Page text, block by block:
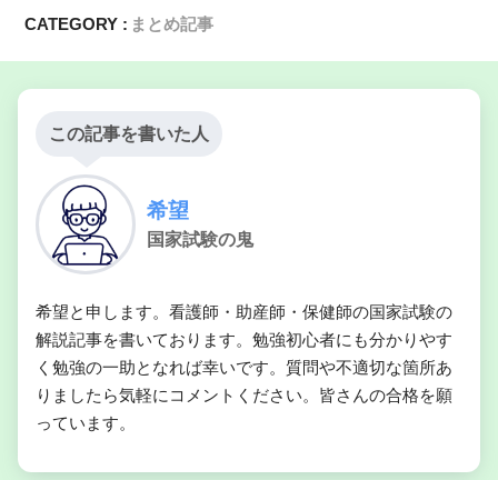
CATEGORY : まとめ記事
この記事を書いた人
希望
国家試験の鬼
希望と申します。看護師・助産師・保健師の国家試験の
解説記事を書いております。勉強初心者にも分かりやす
く勉強の一助となれば幸いです。質問や不適切な箇所あ
りましたら気軽にコメントください。皆さんの合格を願
っています。